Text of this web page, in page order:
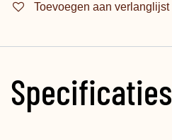
Toevoegen aan verlanglijst
Specificaties